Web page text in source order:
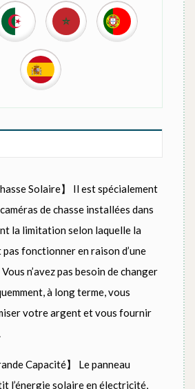
Solaire】 Il est spécialement
de chasse installées dans
la limitation selon laquelle la
pas fonctionner en raison d’une
n’avez pas besoin de changer
à long terme, vous
votre argent et vous fournir
Capacité】 Le panneau
l’énergie solaire en électricité,